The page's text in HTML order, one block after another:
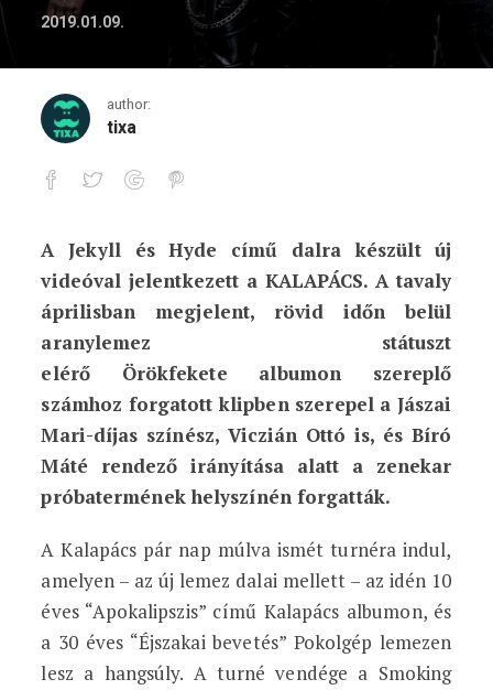
2019.01.09.
author:
tixa
Viczián Ottó főszereplésével készült
A Jekyll és Hyde című dalra készült új
videóval jelentkezett a KALAPÁCS. A tavaly
áprilisban megjelent, rövid időn belül
aranylemez státuszt
elérő Örökfekete albumon szereplő
számhoz forgatott klipben szerepel a Jászai
Mari-díjas színész, Viczián Ottó is, és Bíró
Máté rendező irányítása alatt a zenekar
próbatermének helyszínén forgatták.
A Kalapács pár nap múlva ismét turnéra indul,
amelyen – az új lemez dalai mellett – az idén 10
éves “Apokalipszis” című Kalapács albumon, és
a 30 éves “Éjszakai bevetés” Pokolgép lemezen
lesz a hangsúly. A turné vendége a Smoking